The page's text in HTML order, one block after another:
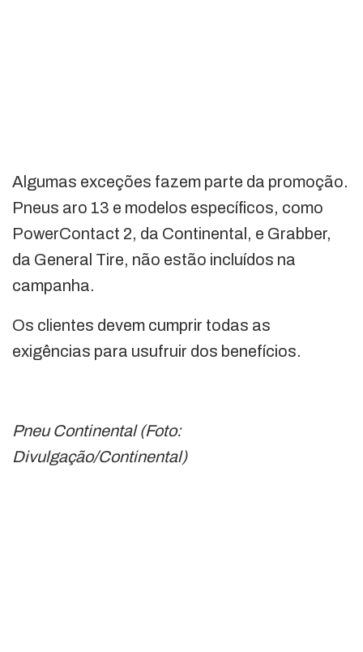
Algumas exceções fazem parte da promoção.
Pneus aro 13 e modelos específicos, como
PowerContact 2, da Continental, e Grabber,
da General Tire, não estão incluídos na
campanha.
Os clientes devem cumprir todas as
exigências para usufruir dos benefícios.
Pneu Continental (Foto:
Divulgação/Continental)